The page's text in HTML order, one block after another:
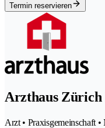
Termin reservieren
Arzthaus Zürich
Arzt • Praxisgemeinschaft